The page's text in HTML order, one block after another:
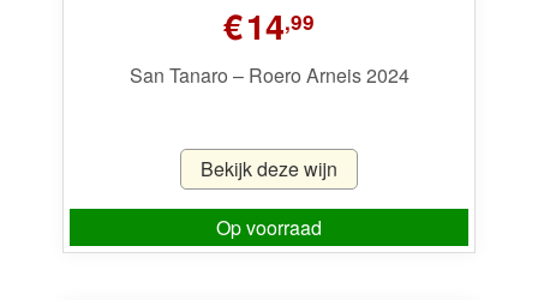
€14,99
San Tanaro – Roero Arneis 2024
Bekijk deze wijn
Op voorraad